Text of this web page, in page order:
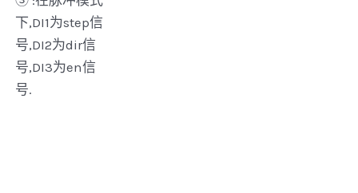
下,DI1为step信
号,DI2为dir信
号,DI3为en信
号.